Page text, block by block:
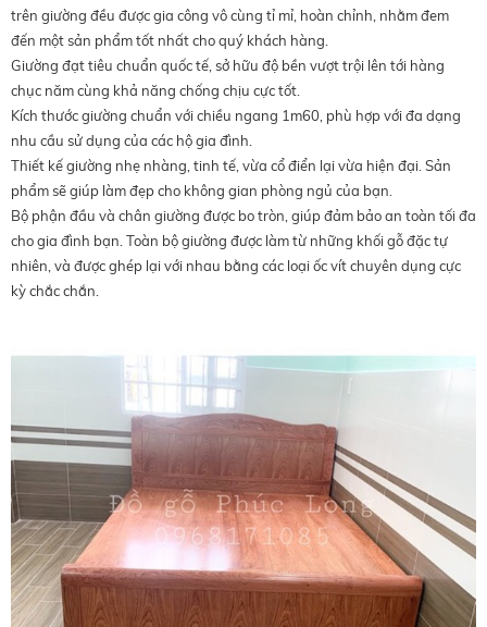
trên giường đều được gia công vô cùng tỉ mỉ, hoàn chỉnh, nhằm đem
đến một sản phẩm tốt nhất cho quý khách hàng.
Giường đạt tiêu chuẩn quốc tế, sở hữu độ bền vượt trội lên tới hàng
chục năm cùng khả năng chống chịu cực tốt.
Kích thước giường chuẩn với chiều ngang 1m60, phù hợp với đa dạng
nhu cầu sử dụng của các hộ gia đình.
Thiết kế giường nhẹ nhàng, tinh tế, vừa cổ điển lại vừa hiện đại. Sản
phẩm sẽ giúp làm đẹp cho không gian phòng ngủ của bạn.
Bộ phận đầu và chân giường được bo tròn, giúp đảm bảo an toàn tối đa
cho gia đình bạn. Toàn bộ giường được làm từ những khối gỗ đặc tự
nhiên, và được ghép lại với nhau bằng các loại ốc vít chuyên dụng cực
kỳ chắc chắn.